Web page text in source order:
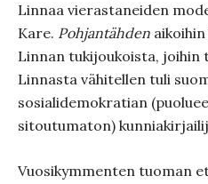
Linnaa vierastaneiden
Kare. Pohjantähden
Linnan tukijoukoista, joihin
Linnasta vähitellen tuli
sosialidemokratian
sitoutumaton)
Vuosikymmenten tuoman